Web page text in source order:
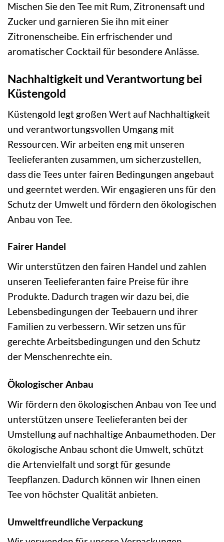
Mischen Sie den Tee mit Rum, Zitronensaft und
Zucker und garnieren Sie ihn mit einer
Zitronenscheibe. Ein erfrischender und
aromatischer Cocktail für besondere Anlässe.
Nachhaltigkeit und Verantwortung bei
Küstengold
Küstengold legt großen Wert auf Nachhaltigkeit
und verantwortungsvollen Umgang mit
Ressourcen. Wir arbeiten eng mit unseren
Teelieferanten zusammen, um sicherzustellen,
dass die Tees unter fairen Bedingungen angebaut
und geerntet werden. Wir engagieren uns für den
Schutz der Umwelt und fördern den ökologischen
Anbau von Tee.
Fairer Handel
Wir unterstützen den fairen Handel und zahlen
unseren Teelieferanten faire Preise für ihre
Produkte. Dadurch tragen wir dazu bei, die
Lebensbedingungen der Teebauern und ihrer
Familien zu verbessern. Wir setzen uns für
gerechte Arbeitsbedingungen und den Schutz
der Menschenrechte ein.
Ökologischer Anbau
Wir fördern den ökologischen Anbau von Tee und
unterstützen unsere Teelieferanten bei der
Umstellung auf nachhaltige Anbaumethoden. Der
ökologische Anbau schont die Umwelt, schützt
die Artenvielfalt und sorgt für gesunde
Teepflanzen. Dadurch können wir Ihnen einen
Tee von höchster Qualität anbieten.
Umweltfreundliche Verpackung